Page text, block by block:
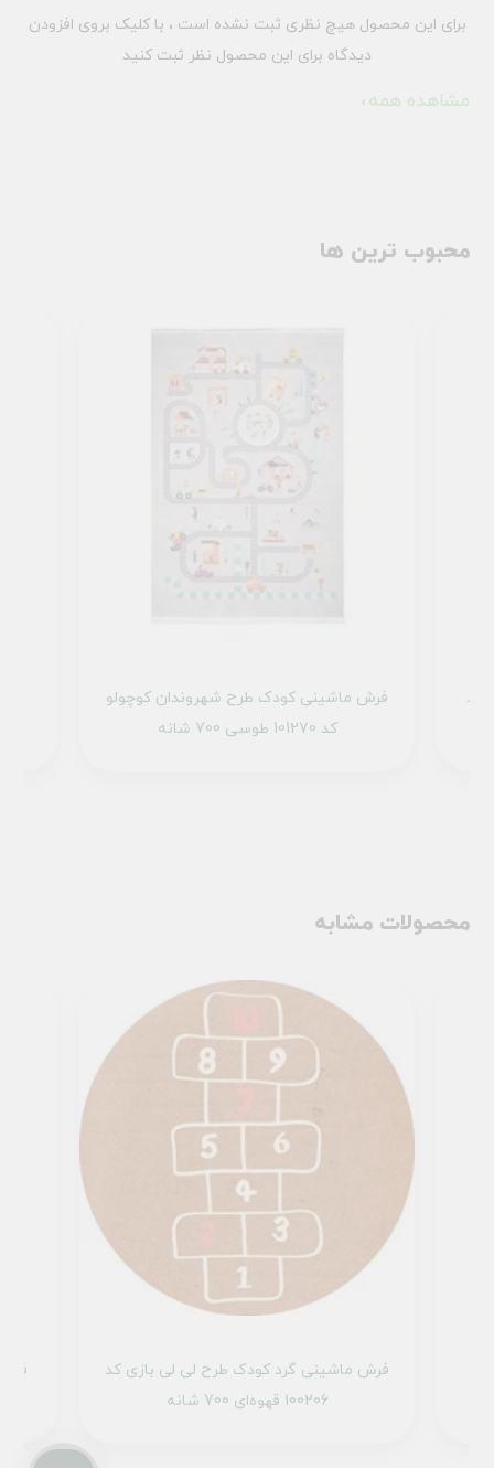
برای این محصول هیچ نظری ثبت نشده است ، با کلیک بروی افزودن
دیدگاه برای این محصول نظر ثبت کنید
مشاهده همه
محبوب ترین ها
فرش ماشینی کودک طرح شهروندان کوچولو
کد 101270 طوسی 700 شانه
کد
محصولات مشابه
فرش ماشینی گرد کودک طرح لی لی بازی کد
100206 قهوه‌ای 700 شانه